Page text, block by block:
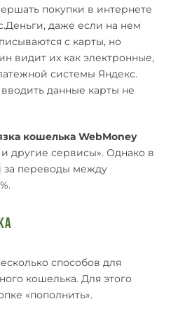
покупки в интернете
даже если на нем
с карты, но
видит их как электронные,
системы Яндекс.
данные карты не
кошелька WebMoney
другие сервисы». Однако в
за переводы между
способов для
кошелька. Для этого
«пополнить».